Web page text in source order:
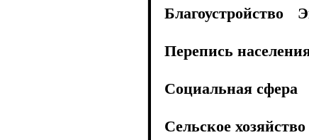
Благоустройство
Перепись
Социальная сфера
Сельское хозяйство